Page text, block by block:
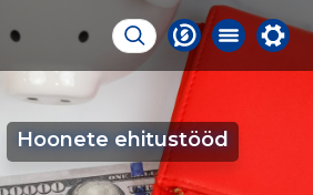
Hoonete ehitustööd